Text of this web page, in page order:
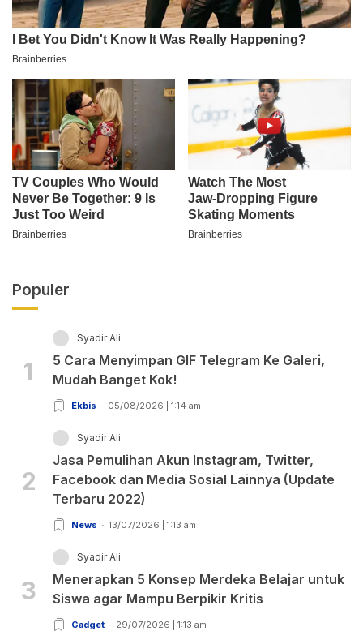
Populer
1
Syadir Ali
5 Cara Menyimpan GIF Telegram Ke Galeri,
Mudah Banget Kok!
Ekbis 05/08/2026 | 1:14 am
2
Syadir Ali
Jasa Pemulihan Akun Instagram, Twitter,
Facebook dan Media Sosial Lainnya (Update
Terbaru 2022)
News 13/07/2026 | 1:13 am
3
Syadir Ali
Menerapkan 5 Konsep Merdeka Belajar untuk
Siswa agar Mampu Berpikir Kritis
Gadget 29/07/2026 | 1:13 am